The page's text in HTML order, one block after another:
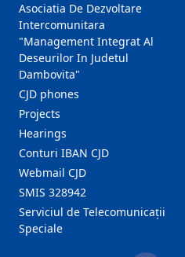
Asociatia De Dezvoltare
Intercomunitara
"Management Integrat Al
Deseurilor In Judetul
Dambovita"
CJD phones
Projects
Hearings
Conturi IBAN CJD
Webmail CJD
SMIS 328942
Serviciul de Telecomunicații
Speciale